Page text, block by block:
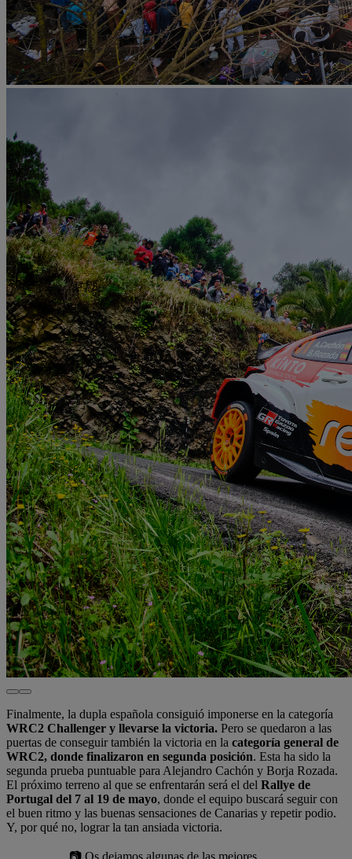
Finalmente, la dupla española consiguió imponerse en la categoría
WRC2 Challenger y llevarse la victoria. Pero se quedaron a las
puertas de conseguir también la victoria en la categoría general de
WRC2, donde finalizaron en segunda posición. Esta ha sido la
segunda prueba puntuable para Alejandro Cachón y Borja Rozada.
El próximo terreno al que se enfrentarán será el del Rallye de
Portugal del 7 al 19 de mayo, donde el equipo buscará seguir con
el buen ritmo y las buenas sensaciones de Canarias y repetir podio.
Y, por qué no, lograr la tan ansiada victoria.